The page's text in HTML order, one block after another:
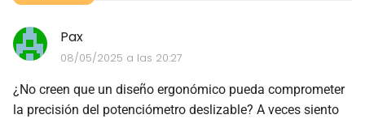
Pax
08/05/2025 a las 20:27
¿No creen que un diseño ergonómico pueda comprometer
la precisión del potenciómetro deslizable? A veces siento